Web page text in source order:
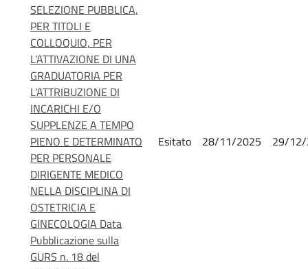
SELEZIONE PUBBLICA,
PER TITOLI E
COLLOQUIO, PER
L’ATTIVAZIONE DI UNA
GRADUATORIA PER
L’ATTRIBUZIONE DI
INCARICHI E/O
SUPPLENZE A TEMPO
PIENO E DETERMINATO
PER PERSONALE
DIRIGENTE MEDICO
NELLA DISCIPLINA DI
OSTETRICIA E
GINECOLOGIA Data
Pubblicazione sulla
GURS n. 18 del
Esitato 28/11/2025 29/